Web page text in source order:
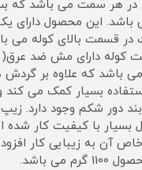
هر سمت می باشد که
باشد. این محصول دارای
در قسمت بالای کوله می
دارای مش ضد عرق(
باشد که علاوه بر گردش
بسیار کمک می
دور شکم وجود دارد.
بسیار با کیفیت کار
آن به زیبایی کار
می باشد.